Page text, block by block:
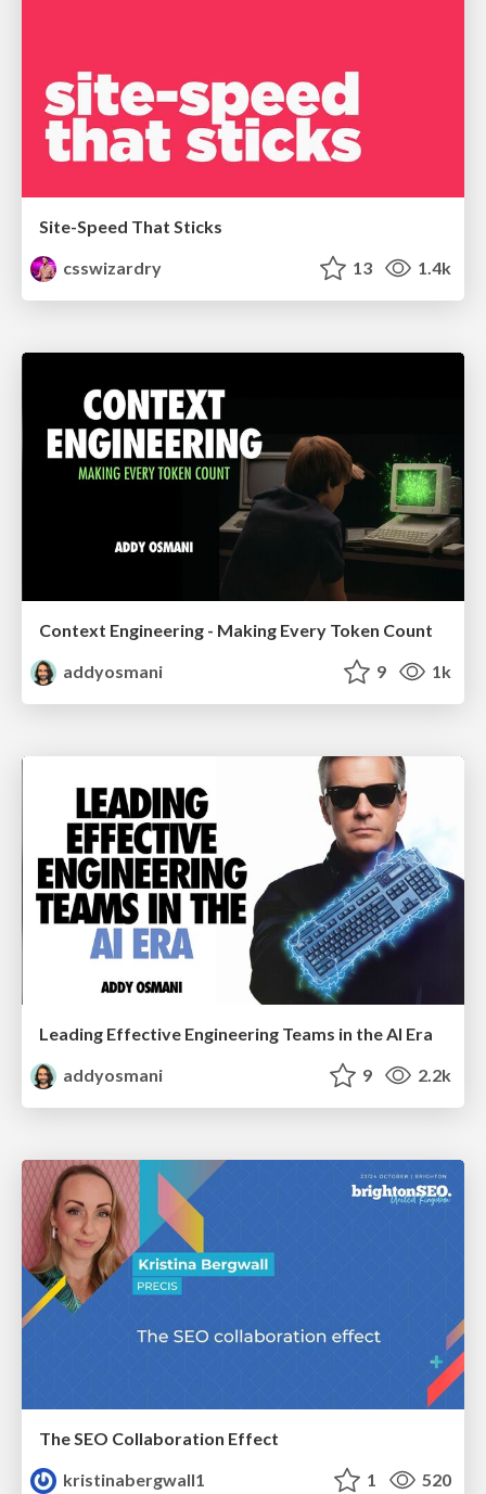
Site-Speed That Sticks
csswizardry
13 1.4k
Context Engineering - Making Every Token Count
addyosmani
9 1k
Leading Effective Engineering Teams in the AI Era
addyosmani
9 2.2k
The SEO Collaboration Effect
kristinabergwall1
1 520